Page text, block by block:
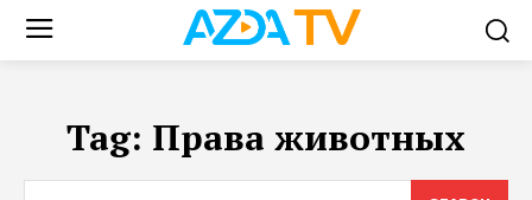
Tag: Права животных